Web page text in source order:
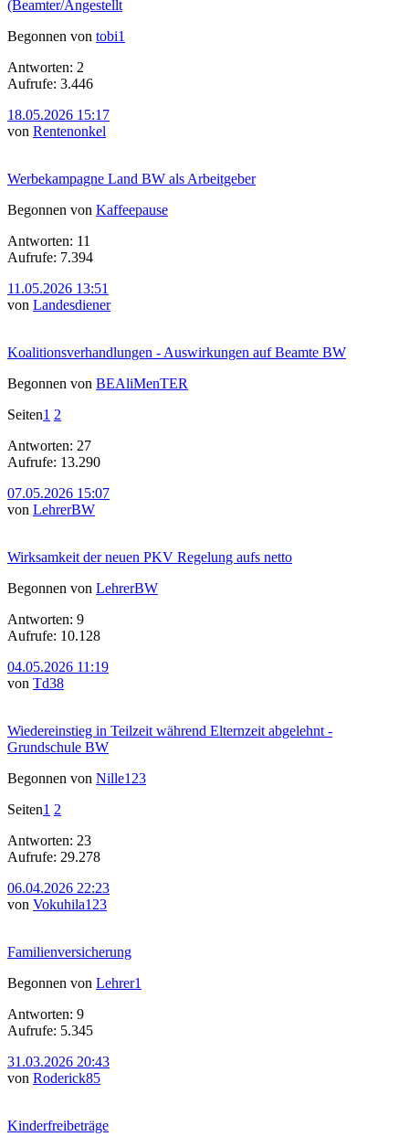
(Beamter/Angestellt
Begonnen von tobi1
Antworten: 2
Aufrufe: 3.446
18.05.2026 15:17
von Rentenonkel
Werbekampagne Land BW als Arbeitgeber
Begonnen von Kaffeepause
Antworten: 11
Aufrufe: 7.394
11.05.2026 13:51
von Landesdiener
Koalitionsverhandlungen - Auswirkungen auf Beamte BW
Begonnen von BEAliMenTER
Seiten1 2
Antworten: 27
Aufrufe: 13.290
07.05.2026 15:07
von LehrerBW
Wirksamkeit der neuen PKV Regelung aufs netto
Begonnen von LehrerBW
Antworten: 9
Aufrufe: 10.128
04.05.2026 11:19
von Td38
Wiedereinstieg in Teilzeit während Elternzeit abgelehnt -
Grundschule BW
Begonnen von Nille123
Seiten1 2
Antworten: 23
Aufrufe: 29.278
06.04.2026 22:23
von Vokuhila123
Familienversicherung
Begonnen von Lehrer1
Antworten: 9
Aufrufe: 5.345
31.03.2026 20:43
von Roderick85
Kinderfreibeträge